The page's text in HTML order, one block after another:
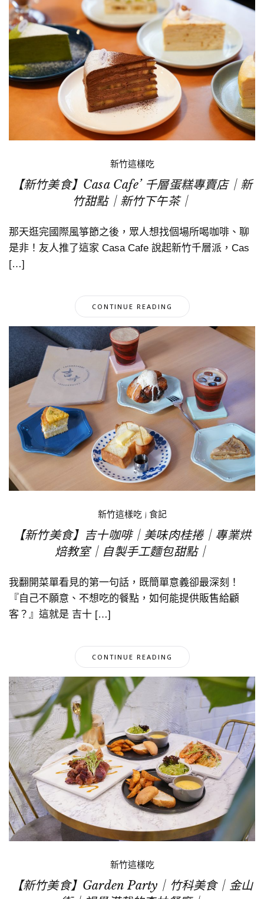
新竹這樣吃
【新竹美食】Casa Cafe’ 千層蛋糕專賣店｜新
竹甜點｜新竹下午茶｜
那天逛完國際風箏節之後，眾人想找個場所喝咖啡、聊
是非！友人推了這家 Casa Cafe 說起新竹千層派，Cas
[…]
CONTINUE READING
新竹這樣吃| 食記
【新竹美食】吉十咖啡｜美味肉桂捲｜專業烘
焙教室｜自製手工麵包甜點｜
我翻開菜單看見的第一句話，既簡單意義卻最深刻！
『自己不願意、不想吃的餐點，如何能提供販售給顧
客？』這就是 吉十 […]
CONTINUE READING
新竹這樣吃
【新竹美食】Garden Party｜竹科美食｜金山